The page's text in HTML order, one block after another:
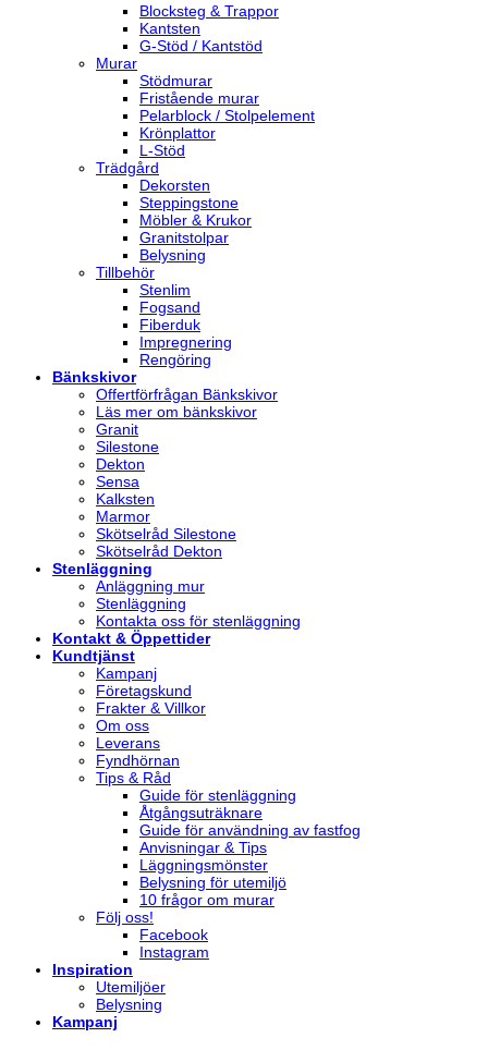
Blocksteg & Trappor
Kantsten
G-Stöd / Kantstöd
Murar
Stödmurar
Fristående murar
Pelarblock / Stolpelement
Krönplattor
L-Stöd
Trädgård
Dekorsten
Steppingstone
Möbler & Krukor
Granitstolpar
Belysning
Tillbehör
Stenlim
Fogsand
Fiberduk
Impregnering
Rengöring
Bänkskivor
Offertförfrågan Bänkskivor
Läs mer om bänkskivor
Granit
Silestone
Dekton
Sensa
Kalksten
Marmor
Skötselråd Silestone
Skötselråd Dekton
Stenläggning
Anläggning mur
Stenläggning
Kontakta oss för stenläggning
Kontakt & Öppettider
Kundtjänst
Kampanj
Företagskund
Frakter & Villkor
Om oss
Leverans
Fyndhörnan
Tips & Råd
Guide för stenläggning
Åtgångsuträknare
Guide för användning av fastfog
Anvisningar & Tips
Läggningsmönster
Belysning för utemiljö
10 frågor om murar
Följ oss!
Facebook
Instagram
Inspiration
Utemiljöer
Belysning
Kampanj